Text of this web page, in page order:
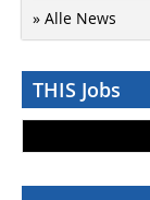
» Alle News
THIS Jobs